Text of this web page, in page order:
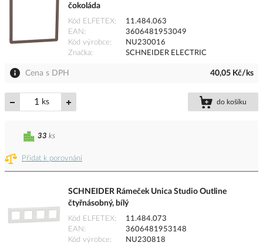
čokoláda
Kód ELFETEX
11.484.063
EAN
3606481953049
Kód výrobce
NU230016
Značka
SCHNEIDER ELECTRIC
Cena s DPH 40,05 Kč/ks
ks do košíku
Přidat k porovnání
33 ks
SCHNEIDER Rámeček Unica Studio Outline
čtyřnásobný, bílý
Kód ELFETEX
11.484.073
EAN
3606481953148
Kód výrobce
NU230818